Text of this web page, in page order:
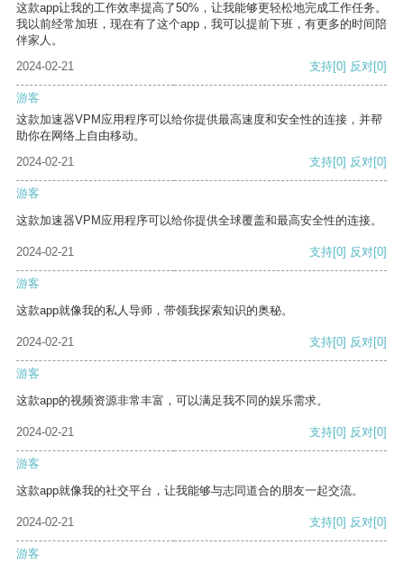
这款app让我的工作效率提高了50%，让我能够更轻松地完成工作任务。
我以前经常加班，现在有了这个app，我可以提前下班，有更多的时间陪
伴家人。
2024-02-21
支持[0] 反对[0]
游客
这款加速器VPM应用程序可以给你提供最高速度和安全性的连接，并帮
助你在网络上自由移动。
2024-02-21
支持[0] 反对[0]
游客
这款加速器VPM应用程序可以给你提供全球覆盖和最高安全性的连接。
2024-02-21 支持[0] 反对[0]
游客
这款app就像我的私人导师，带领我探索知识的奥秘。
2024-02-21 支持[0] 反对[0]
游客
这款app的视频资源非常丰富，可以满足我不同的娱乐需求。
2024-02-21 支持[0] 反对[0]
游客
这款app就像我的社交平台，让我能够与志同道合的朋友一起交流。
2024-02-21 支持[0] 反对[0]
游客